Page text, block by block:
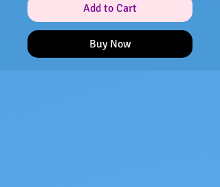
Add to Cart
Buy Now